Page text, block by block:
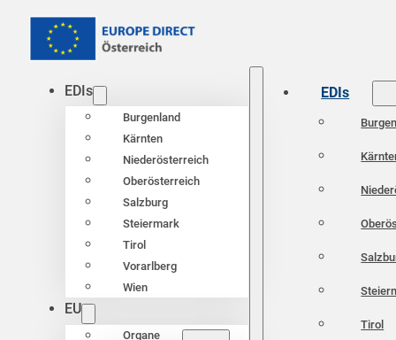
EDIs
Burgenland
Kärnten
Niederösterreich
Oberösterreich
Salzburg
Steiermark
Tirol
Vorarlberg
Wien
EU
Organe
EDIs
Tirol